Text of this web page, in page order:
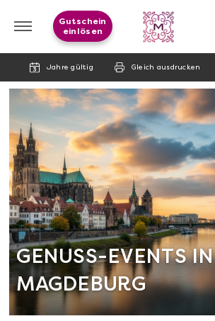
Jahre gültig Gleich ausdrucken
Gutschein
einlösen
GENUSS-EVENTS IN
MAGDEBURG